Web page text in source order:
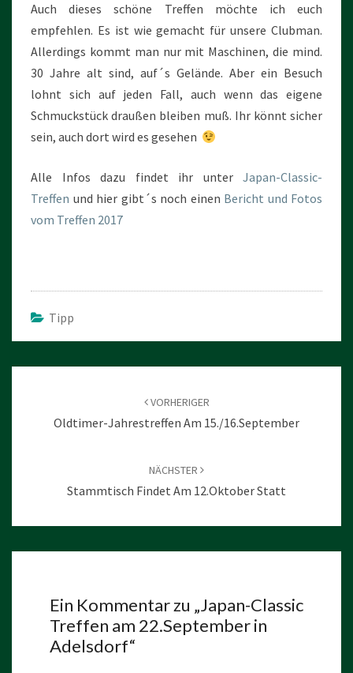
Auch dieses schöne Treffen möchte ich euch
empfehlen. Es ist wie gemacht für unsere Clubman.
Allerdings kommt man nur mit Maschinen, die mind.
30 Jahre alt sind, auf´s Gelände. Aber ein Besuch
lohnt sich auf jeden Fall, auch wenn das eigene
Schmuckstück draußen bleiben muß. Ihr könnt sicher
sein, auch dort wird es gesehen
Alle Infos dazu findet ihr unter Japan-Classic-
Treffen und hier gibt´s noch einen Bericht und Fotos
vom Treffen 2017
Tipp
VORHERIGER
Oldtimer-Jahrestreffen Am 15./16.September
NÄCHSTER
Stammtisch Findet Am 12.Oktober Statt
Ein Kommentar zu „Japan-Classic
Treffen am 22.September in
Adelsdorf“